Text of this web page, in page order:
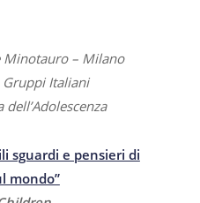
Minotauro – Milano
Gruppi Italiani
sguardi e pensieri di
mondo”